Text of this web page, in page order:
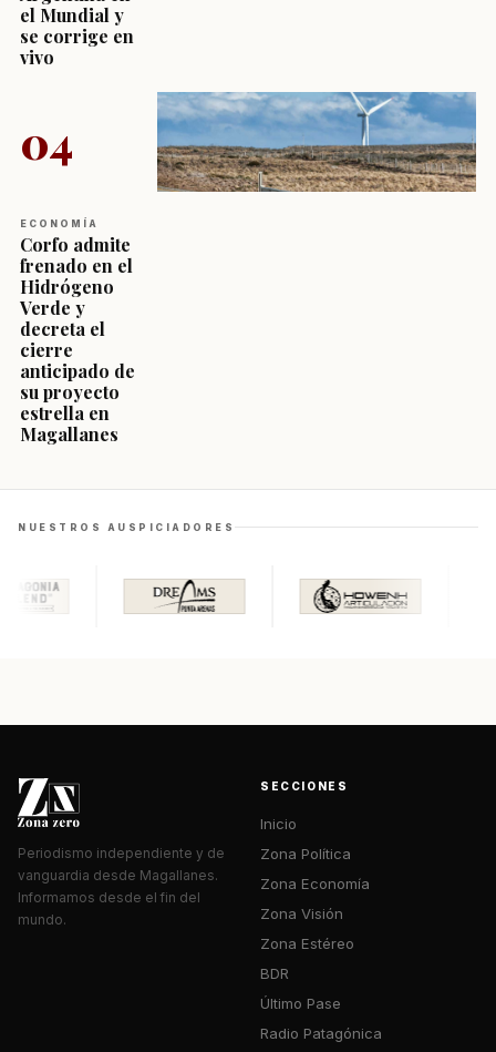
el Mundial y
se corrige en
vivo
04
ECONOMÍA
Corfo admite
frenado en el
Hidrógeno
Verde y
decreta el
cierre
anticipado de
su proyecto
estrella en
Magallanes
NUESTROS AUSPICIADORES
Periodismo independiente y de
vanguardia desde Magallanes.
Informamos desde el fin del
mundo.
SECCIONES
Inicio
Zona Política
Zona Economía
Zona Visión
Zona Estéreo
BDR
Último Pase
Radio Patagónica